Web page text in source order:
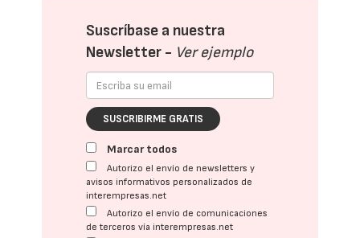
Suscríbase a nuestra
Newsletter - Ver ejemplo
SUSCRIBIRME GRATIS
Marcar todos
Autorizo el envío de newsletters y
avisos informativos personalizados de
interempresas.net
Autorizo el envío de comunicaciones
de terceros vía interempresas.net